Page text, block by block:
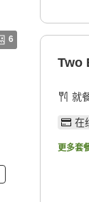
6
Two
就
在
更多套